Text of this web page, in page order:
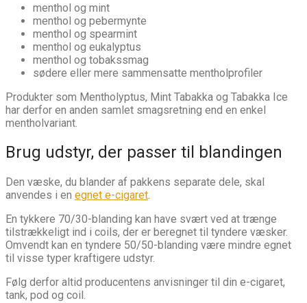
menthol og mint
menthol og pebermynte
menthol og spearmint
menthol og eukalyptus
menthol og tobakssmag
sødere eller mere sammensatte mentholprofiler
Produkter som Mentholyptus, Mint Tabakka og Tabakka Ice
har derfor en anden samlet smagsretning end en enkel
mentholvariant.
Brug udstyr, der passer til blandingen
Den væske, du blander af pakkens separate dele, skal
anvendes i en egnet e-cigaret.
En tykkere 70/30-blanding kan have svært ved at trænge
tilstrækkeligt ind i coils, der er beregnet til tyndere væsker.
Omvendt kan en tyndere 50/50-blanding være mindre egnet
til visse typer kraftigere udstyr.
Følg derfor altid producentens anvisninger til din e-cigaret,
tank, pod og coil.